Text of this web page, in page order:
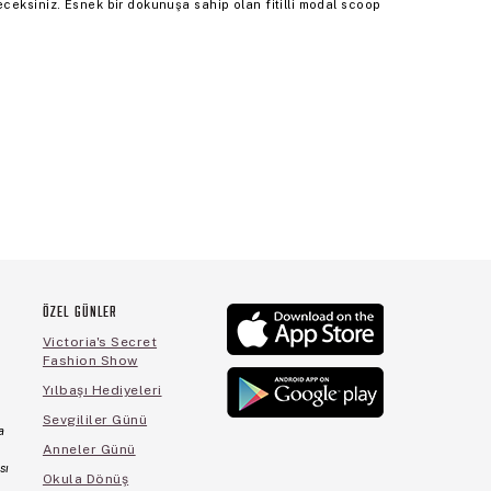
Esnek bir dokunuşa sahip olan fitilli modal scoop
ÖZEL GÜNLER
Victoria's Secret
Fashion Show
Yılbaşı Hediyeleri
Sevgililer Günü
Anneler Günü
Okula Dönüş